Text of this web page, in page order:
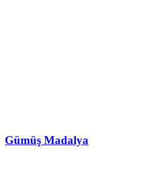
Gümüş Madalya